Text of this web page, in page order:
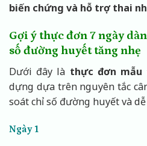
biến chứng và hỗ trợ thai
Gợi ý thực đơn 7 ngày
số đường huyết tăng nhẹ
Dưới đây là thực đơn
dựng dựa trên nguyên tắc
soát chỉ số đường huyết và
Ngày 1